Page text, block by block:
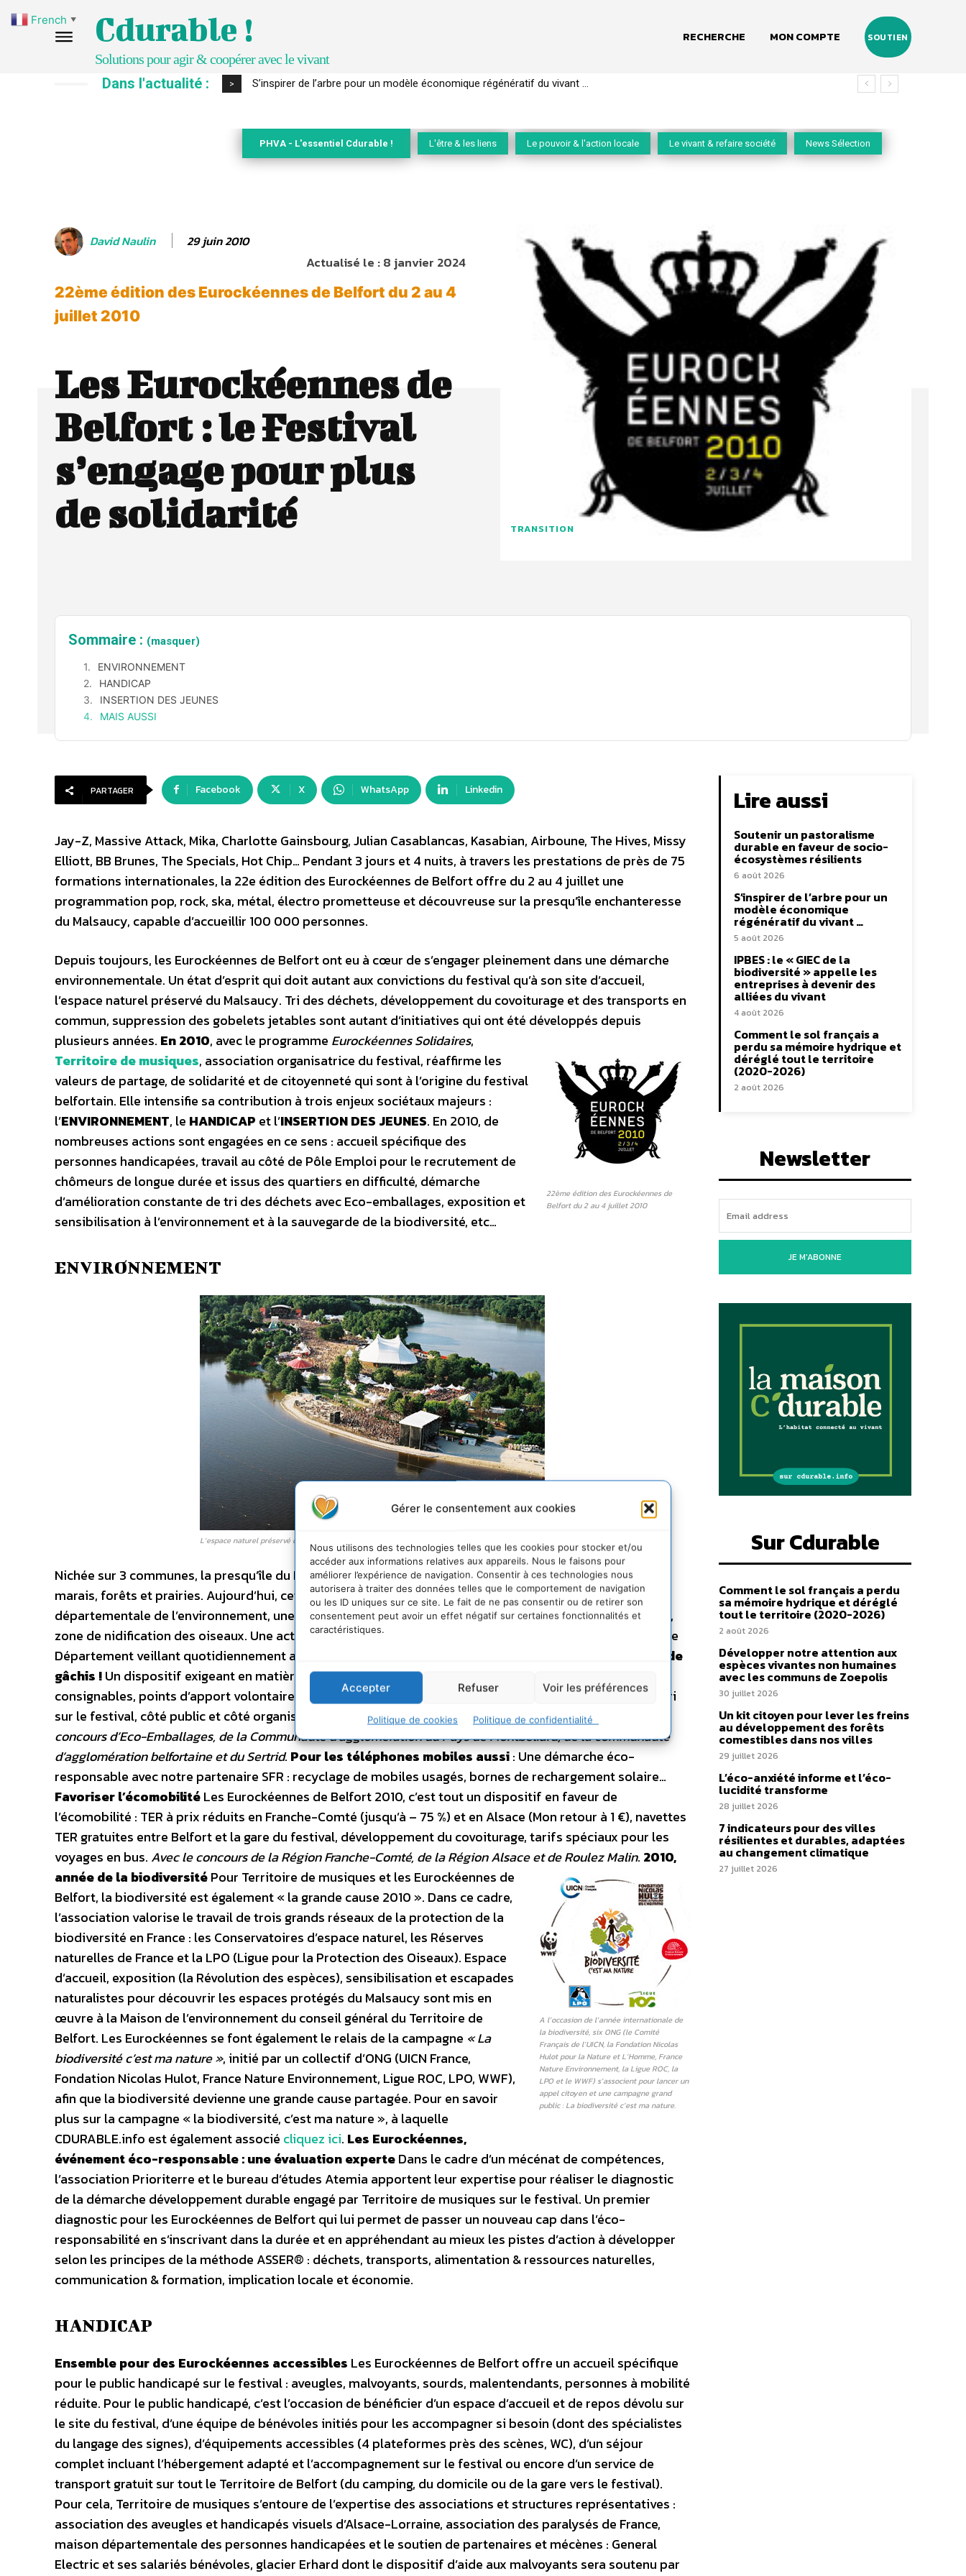
Gérer le consentement aux cookies
Nous utilisons des technologies telles que les cookies pour stocker et/ou
accéder aux informations relatives aux appareils. Nous le faisons pour
améliorer l’expérience de navigation. Consentir à ces technologies nous
autorisera à traiter des données telles que le comportement de navigation
ou les ID uniques sur ce site. Le fait de ne pas consentir ou de retirer son
consentement peut avoir un effet négatif sur certaines fonctionnalités et
caractéristiques.
Accepter Refuser Voir les préférences
Politique de cookies Politique de confidentialité
Cdurable !
Solutions pour agir & coopérer avec le vivant
RECHERCHE MON COMPTE SOUTIEN
Dans l'actualité : > IPBES : le « GIEC de la biodiversité » appelle les entreprises à devenir des alliées du vivant
PHVA - L'essentiel Cdurable ! L'être & les liens Le pouvoir & l'action locale Le vivant & refaire société News Sélection
David Naulin 29 juin 2010
Actualisé le :8 janvier 2024
22ème édition des Eurockéennes de Belfort du 2 au 4
juillet 2010
Les Eurockéennes de
Belfort : le Festival
s’engage pour plus
de solidarité
TRANSITION
Sommaire : (masquer)
ENVIRONNEMENT
HANDICAP
INSERTION DES JEUNES
MAIS AUSSI
PARTAGER Facebook X WhatsApp Linkedin
Jay-Z, Massive Attack, Mika, Charlotte Gainsbourg, Julian Casablancas, Kasabian, Airboune, The Hives, Missy
Elliott, BB Brunes, The Specials, Hot Chip… Pendant 3 jours et 4 nuits, à travers les prestations de près de 75
formations internationales, la 22e édition des Eurockéennes de Belfort offre du 2 au 4 juillet une
programmation pop, rock, ska, métal, électro prometteuse et découvreuse sur la presqu’île enchanteresse
du Malsaucy, capable d’accueillir 100 000 personnes.
Depuis toujours, les Eurockéennes de Belfort ont eu à cœur de s’engager pleinement dans une démarche
environnementale. Un état d’esprit qui doit autant aux convictions du festival qu’à son site d’accueil,
l’espace naturel préservé du Malsaucy. Tri des déchets, développement du covoiturage et des transports en
commun, suppression des gobelets jetables sont autant d’initiatives qui ont été développés depuis
plusieurs années.
22ème édition des Eurockéennes de
Belfort du 2 au 4 juillet 2010
En 2010, avec le programme Eurockéennes Solidaires,
Territoire de musiques, association organisatrice du festival, réaffirme les
valeurs de partage, de solidarité et de citoyenneté qui sont à l’origine du festival
belfortain. Elle intensifie sa contribution à trois enjeux sociétaux majeurs :
l’ENVIRONNEMENT, le HANDICAP et l’INSERTION DES JEUNES. En 2010, de
nombreuses actions sont engagées en ce sens : accueil spécifique des
personnes handicapées, travail au côté de Pôle Emploi pour le recrutement de
chômeurs de longue durée et issus des quartiers en difficulté, démarche
d’amélioration constante de tri des déchets avec Eco-emballages, exposition et
sensibilisation à l’environnement et à la sauvegarde de la biodiversité, etc…
ENVIRONNEMENT
L’espace naturel préservé du Malsaucy acceuille les Eurockéennes de Belfort
Nichée sur 3 communes, la presqu’île du Malsaucy mêle étangs (dont ceux du Malsaucy et de la Véronne),
marais, forêts et prairies. Aujourd’hui, cet ensemble forme un espace de détente qui abrite la Maison
départementale de l’environnement, une base de loisirs, une base nautique et un espace naturel protégé,
zone de nidification des oiseaux. Une activité qui se trame dans une logique de développement durable, le
Département veillant quotidiennement au maintien de l’écosystème de la presqu’île.
Plus de tri, moins de
gâchis !Un dispositif exigeant en matière de tri des déchets sur le site et le camping : gobelets
consignables, points d’apport volontaire pour les emballages recyclables sur le camping, poubelles de tri
sur le festival, côté public et côté organisation, animations pédagogiques et moments ludiques… A
concours d’Eco-Emballages, de la Communauté d’agglomération du Pays de Montbéliard, de la communauté
d’agglomération belfortaine et du Sertrid. Pour les téléphones mobiles aussi: Une démarche éco-
responsable avec notre partenaire SFR : recyclage de mobiles usagés, bornes de rechargement solaire…
Favoriser l’écomobilitéLes Eurockéennes de Belfort 2010, c’est tout un dispositif en faveur de
l’écomobilité : TER à prix réduits en Franche-Comté (jusqu’à – 75 %) et en Alsace (Mon retour à 1 €), navettes
TER gratuites entre Belfort et la gare du festival, développement du covoiturage, tarifs spéciaux pour les
voyages en bus. Avec le concours de la Région Franche-Comté, de la Région Alsace et de Roulez Malin. 2010,
année de la biodiversité
A l’occasion de l’année internationale de
la biodiversité, six ONG (le Comité
Français de l’UICN, la Fondation Nicolas
Hulot pour la Nature et L’Homme, France
Nature Environnement, la Ligue ROC, la
LPO et le WWF) s’associent pour lancer un
appel citoyen et une campagne grand
public : La biodiversité c’est ma nature.
Pour Territoire de musiques et les Eurockéennes de
Belfort, la biodiversité est également « la grande cause 2010 ». Dans ce cadre,
l’association valorise le travail de trois grands réseaux de la protection de la
biodiversité en France : les Conservatoires d’espace naturel, les Réserves
naturelles de France et la LPO (Ligue pour la Protection des Oiseaux). Espace
d’accueil, exposition (la Révolution des espèces), sensibilisation et escapades
naturalistes pour découvrir les espaces protégés du Malsaucy sont mis en
œuvre à la Maison de l’environnement du conseil général du Territoire de
Belfort. Les Eurockéennes se font également le relais de la campagne « La
biodiversité c’est ma nature », initié par un collectif d’ONG (UICN France,
Fondation Nicolas Hulot, France Nature Environnement, Ligue ROC, LPO, WWF),
afin que la biodiversité devienne une grande cause partagée. Pour en savoir
plus sur la campagne « la biodiversité, c’est ma nature », à laquelle
CDURABLE.info est également associé cliquez ici. Les Eurockéennes,
événement éco-responsable : une évaluation experteDans le cadre d’un mécénat de compétences,
l’association Prioriterre et le bureau d’études Atemia apportent leur expertise pour réaliser le diagnostic
de la démarche développement durable engagé par Territoire de musiques sur le festival. Un premier
diagnostic pour les Eurockéennes de Belfort qui lui permet de passer un nouveau cap dans l’éco-
responsabilité en s’inscrivant dans la durée et en appréhendant au mieux les pistes d’action à développer
selon les principes de la méthode ASSER® : déchets, transports, alimentation & ressources naturelles,
communication & formation, implication locale et économie.
HANDICAP
Ensemble pour des Eurockéennes accessibles Les Eurockéennes de Belfort offre un accueil spécifique
pour le public handicapé sur le festival : aveugles, malvoyants, sourds, malentendants, personnes à mobilité
réduite. Pour le public handicapé, c’est l’occasion de bénéficier d’un espace d’accueil et de repos dévolu sur
le site du festival, d’une équipe de bénévoles initiés pour les accompagner si besoin (dont des spécialistes
du langage des signes), d’équipements accessibles (4 plateformes près des scènes, WC), d’un séjour
complet incluant l’hébergement adapté et l’accompagnement sur le festival ou encore d’un service de
transport gratuit sur tout le Territoire de Belfort (du camping, du domicile ou de la gare vers le festival).
Pour cela, Territoire de musiques s’entoure de l’expertise des associations et structures représentatives :
association des aveugles et handicapés visuels d’Alsace-Lorraine, association des paralysés de France,
maison départementale des personnes handicapées et le soutien de partenaires et mécènes : General
Electric et ses salariés bénévoles, glacier Erhard dont le dispositif d’aide aux malvoyants sera soutenu par
Lire aussi
Soutenir un pastoralisme
durable en faveur de socio-
écosystèmes résilients
6 août 2026
S’inspirer de l’arbre pour un
modèle économique
régénératif du vivant …
5 août 2026
IPBES : le « GIEC de la
biodiversité » appelle les
entreprises à devenir des
alliées du vivant
4 août 2026
Comment le sol français a
perdu sa mémoire hydrique et
déréglé tout le territoire
(2020-2026)
2 août 2026
Newsletter
JE M'ABONNE
Sur Cdurable
Comment le sol français a perdu
sa mémoire hydrique et déréglé
tout le territoire (2020-2026)
2 août 2026
Développer notre attention aux
espèces vivantes non humaines
avec les communs de Zoepolis
30 juillet 2026
Un kit citoyen pour lever les freins
au développement des forêts
comestibles dans nos villes
29 juillet 2026
L’éco-anxiété informe et l’éco-
lucidité transforme
28 juillet 2026
7 indicateurs pour des villes
résilientes et durables, adaptées
au changement climatique
27 juillet 2026
French ▼